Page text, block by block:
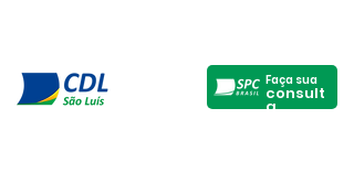
Faça sua
consult
a